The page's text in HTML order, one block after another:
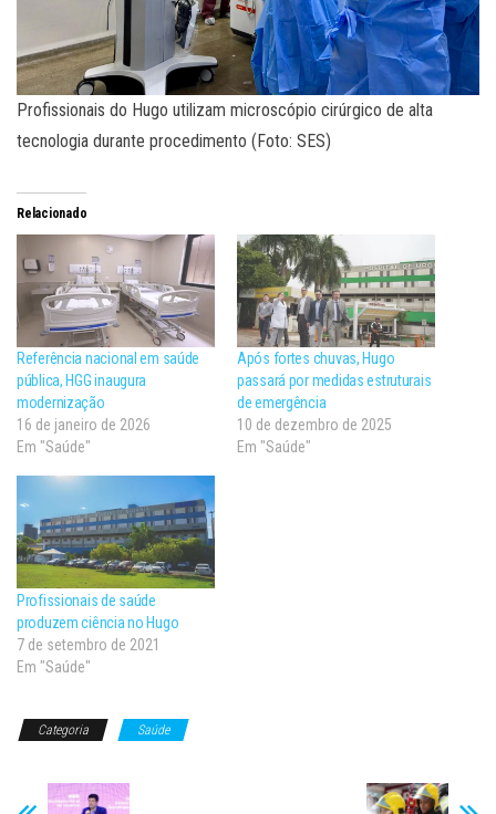
Profissionais do Hugo utilizam microscópio cirúrgico de alta
tecnologia durante procedimento (Foto: SES)
Relacionado
Referência nacional em saúde
pública, HGG inaugura
modernização
16 de janeiro de 2026
Em "Saúde"
Após fortes chuvas, Hugo
passará por medidas estruturais
de emergência
10 de dezembro de 2025
Em "Saúde"
Profissionais de saúde
produzem ciência no Hugo
7 de setembro de 2021
Em "Saúde"
Categoria Saúde